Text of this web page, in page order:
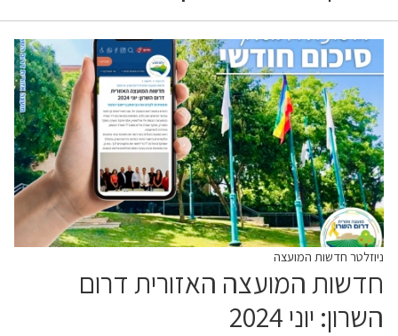
ניוזלטר חדשות המועצה
חדשות המועצה האזורית דרום
השרון: יוני 2024